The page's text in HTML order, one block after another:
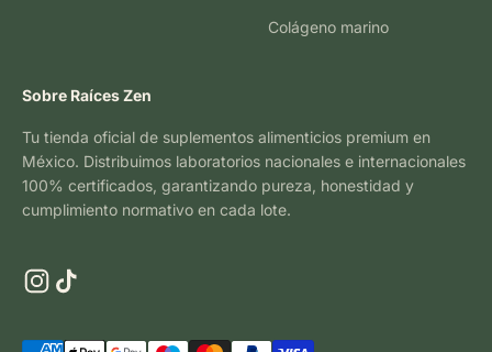
Colágeno marino
Sobre Raíces Zen
Tu tienda oficial de suplementos alimenticios premium en
México. Distribuimos laboratorios nacionales e internacionales
100% certificados, garantizando pureza, honestidad y
cumplimiento normativo en cada lote.